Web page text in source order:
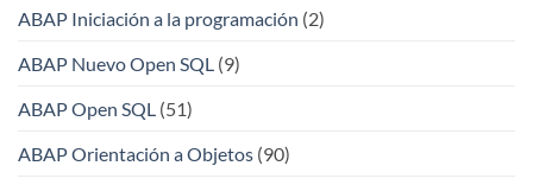
ABAP Iniciación a la programación (2)
ABAP Nuevo Open SQL (9)
ABAP Open SQL (51)
ABAP Orientación a Objetos (90)